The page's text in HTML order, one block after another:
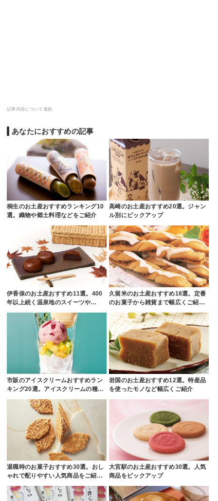
記事内容について連絡
あなたにおすすめの記事
桐生のお土産おすすめランキング10
選。織物や郷土料理などをご紹介
高崎のお土産おすすめ20選。ジャン
ル別にピックアップ
伊香保のお土産おすすめ11選。400
年以上続く温泉地のスイーツや…
久留米のお土産おすすめ18選。定番
のお菓子から雑貨まで幅広くご紹…
市販のアイスクリームおすすめラン
キング20選。アイスクリームの種…
岩国のお土産おすすめ12選。特産品
を使ったモノなど幅広くご紹介
退職時のお菓子おすすめ30選。おし
ゃれで配りやすい人気商品をご紹…
大宮駅のお土産おすすめ30選。人気
商品をピックアップ